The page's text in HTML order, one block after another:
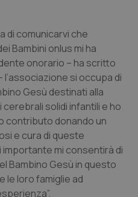
di Bolzano
di comunicarvi che
Bambini onlus mi ha
onorario – ha scritto
si occupa di
Gesù destinati alla
solidi infantili e ho
contributo donando un
e cura di queste
mi consentirà di
Bambino Gesù in questo
le loro famiglie ad